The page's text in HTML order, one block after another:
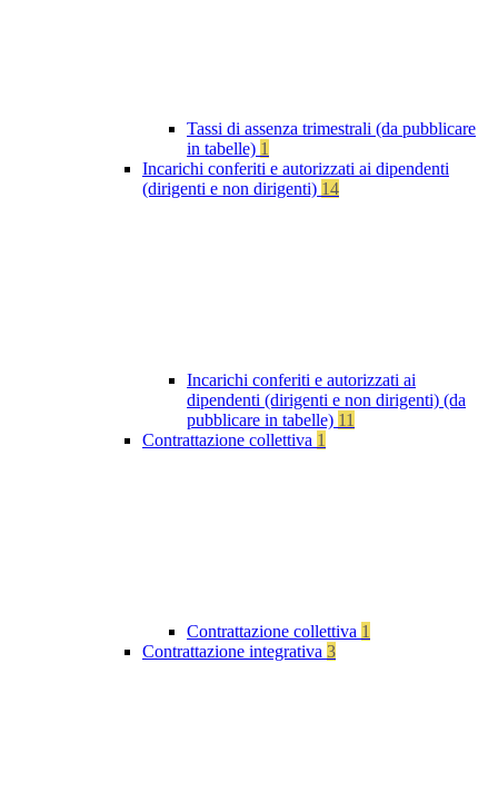
Tassi di assenza trimestrali (da pubblicare
in tabelle) 1
Incarichi conferiti e autorizzati ai dipendenti
(dirigenti e non dirigenti) 14
Incarichi conferiti e autorizzati ai
dipendenti (dirigenti e non dirigenti) (da
pubblicare in tabelle) 11
Contrattazione collettiva 1
Contrattazione collettiva 1
Contrattazione integrativa 3